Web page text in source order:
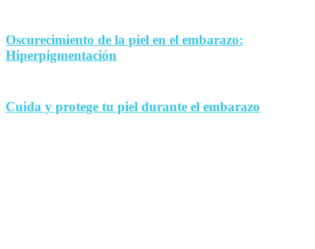
Oscurecimiento de la piel en el embarazo:
Hiperpigmentación
Cuida y protege tu piel durante el embarazo